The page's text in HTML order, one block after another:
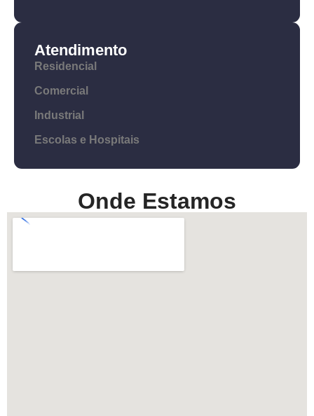
Atendimento
Residencial
Comercial
Industrial
Escolas e Hospitais
Onde Estamos